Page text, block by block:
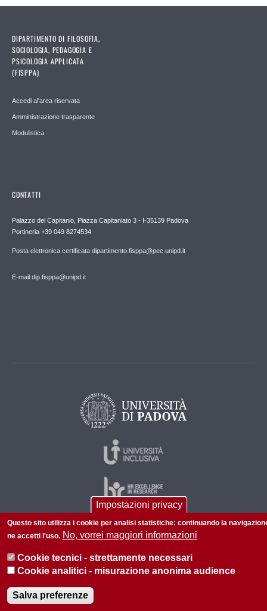
DIPARTIMENTO DI FILOSOFIA,
SOCIOLOGIA, PEDAGOGIA E
PSICOLOGIA APPLICATA
(FISPPA)
Accedi al'area riservata
Amministrazione trasparente
Modulistica
CONTATTI
Palazzo del Capitanio, Piazza Capitaniato 3 - I-35139 Padova
Portineria +39 049 8274534
Posta elettronica certificata dipartimento.fisppa@pec.unipd.it
E-mail dip.fisppa@unipd.it
© 2026 Università di Padova - Tutti i diritti riservati
P.I. 00742430283 C.F. 80006480281
Informazioni su questo sito Privacy policy
Impostazioni privacy
Questo sito utilizza i cookie per analisi statistiche: continuando la
ne accetti l'uso. No, vorrei maggiori informazioni
Cookie tecnici - strettamente necessari
Cookie analitici - misurazione anonima audience
Salva preferenze